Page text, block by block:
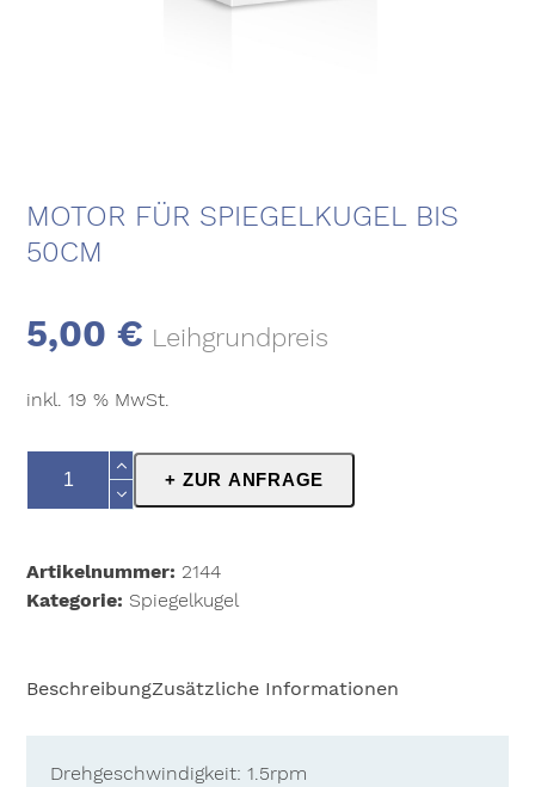
MOTOR FÜR SPIEGELKUGEL BIS
50CM
5,00€ Leihgrundpreis
inkl. 19 % MwSt.
50cm
Menge
+ ZUR ANFRAGE
Artikelnummer: 2144
Kategorie: Spiegelkugel
BeschreibungZusätzliche Informationen
Drehgeschwindigkeit: 1.5rpm